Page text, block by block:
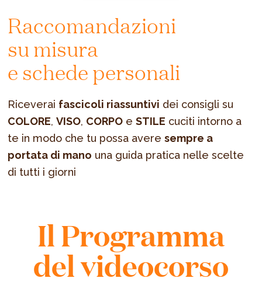
Raccomandazioni
su misura
e schede personali
Riceverai fascicoli riassuntivi dei consigli su
COLORE,VISO, CORPO eSTILE cuciti intorno a
te in modo che tu possa averesempre a
portata di mano una guida pratica nelle scelte
di tutti i giorni
Il Programma
del videocorso